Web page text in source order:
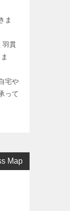
ま
羽貫
宅や
って
Map